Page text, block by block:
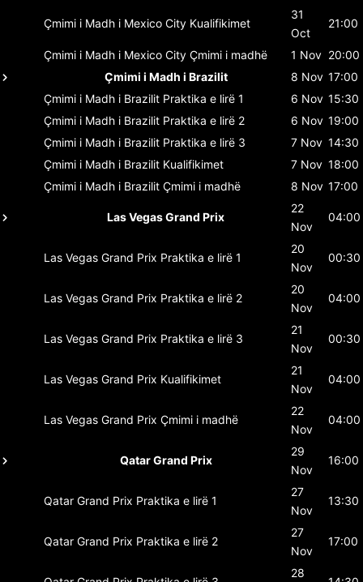
Çmimi i Madh i Mexico City Kualifikimet
31
Oct
21:00
Çmimi i Madh i Mexico City Çmimi i madhë 1 Nov 20:00
Çmimi i Madh i Brazilit
8 Nov 17:00
Çmimi i Madh i Brazilit Praktika e lirë 1 6 Nov 15:30
Çmimi i Madh i Brazilit Praktika e lirë 2 6 Nov 19:00
Çmimi i Madh i Brazilit Praktika e lirë 3 7 Nov 14:30
Çmimi i Madh i Brazilit Kualifikimet 7 Nov 18:00
Çmimi i Madh i Brazilit Çmimi i madhë 8 Nov 17:00
Las Vegas Grand Prix
22
Nov
04:00
Las Vegas Grand Prix Praktika e lirë 1
20
Nov
00:30
Las Vegas Grand Prix Praktika e lirë 2
20
Nov
04:00
Las Vegas Grand Prix Praktika e lirë 3
21
Nov
00:30
Las Vegas Grand Prix Kualifikimet
21
Nov
04:00
Las Vegas Grand Prix Çmimi i madhë
22
Nov
04:00
Qatar Grand Prix
29
Nov
16:00
Qatar Grand Prix Praktika e lirë 1
27
Nov
13:30
Qatar Grand Prix Praktika e lirë 2
27
Nov
17:00
28